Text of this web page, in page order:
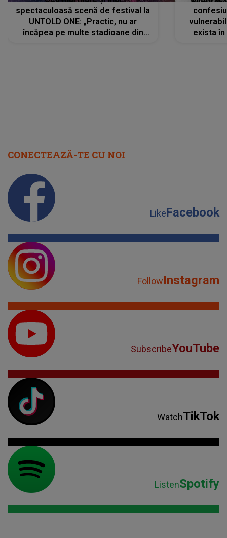
spectaculoasă scenă de festival la
UNTOLD ONE: „Practic, nu ar
încăpea pe multe stadioane din
exista
CONECTEAZĂ-TE CU NOI
LikeFacebook
FollowInstagram
SubscribeYouTube
WatchTikTok
ListenSpotify